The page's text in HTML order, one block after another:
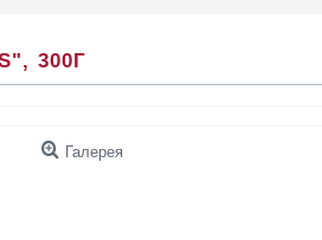
300Г
Галерея